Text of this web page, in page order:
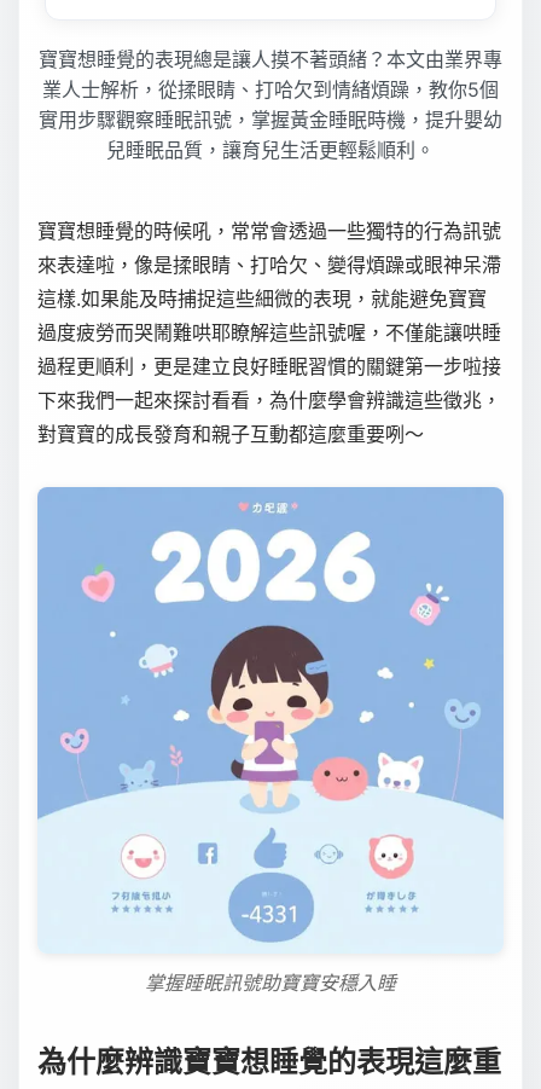
寶寶想睡覺的表現總是讓人摸不著頭緒？本文由業界專
業人士解析，從揉眼睛、打哈欠到情緒煩躁，教你5個
實用步驟觀察睡眠訊號，掌握黃金睡眠時機，提升嬰幼
兒睡眠品質，讓育兒生活更輕鬆順利。
寶寶想睡覺的時候吼，常常會透過一些獨特的行為訊號
來表達啦，像是揉眼睛、打哈欠、變得煩躁或眼神呆滯
這樣.如果能及時捕捉這些細微的表現，就能避免寶寶
過度疲勞而哭鬧難哄耶瞭解這些訊號喔，不僅能讓哄睡
過程更順利，更是建立良好睡眠習慣的關鍵第一步啦接
下來我們一起來探討看看，為什麼學會辨識這些徵兆，
對寶寶的成長發育和親子互動都這麼重要咧～
掌握睡眠訊號助寶寶安穩入睡
為什麼辨識寶寶想睡覺的表現這麼重